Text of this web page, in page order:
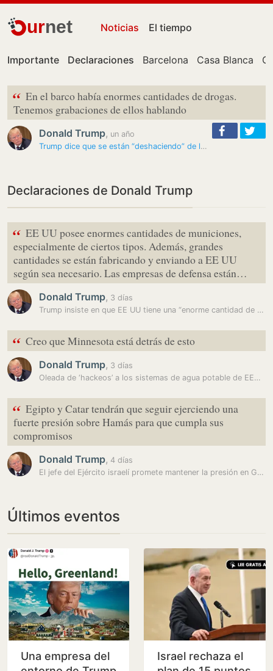
urnet Noticias El tiempo
Importante Declaraciones Barcelona Casa Blanca
“ En el barco había enormes cantidades de drogas.
Tenemos grabaciones de ellos hablando
Donald Trump, un año
Trump dice que se están “deshaciendo” de los narcos venezolanos…
Declaraciones de Donald Trump
“ EE UU posee enormes cantidades de municiones,
especialmente de ciertos tipos. Además, grandes
cantidades se están fabricando y enviando a EE UU
según sea necesario. Las empresas de defensa están…
Donald Trump, 3 días
Trump insiste en que EE UU tiene una “enorme cantidad de municiones”…
“ Creo que Minnesota está detrás de esto
Donald Trump, 3 días
Oleada de ‘hackeos’ a los sistemas de agua potable de EEUU: la guerra…
“ Egipto y Catar tendrán que seguir ejerciendo una
fuerte presión sobre Hamás para que cumpla sus
compromisos
Donald Trump, 4 días
El jefe del Ejército israelí promete mantener la presión en Gaza
Últimos eventos
Una empresa del
Israel rechaza el